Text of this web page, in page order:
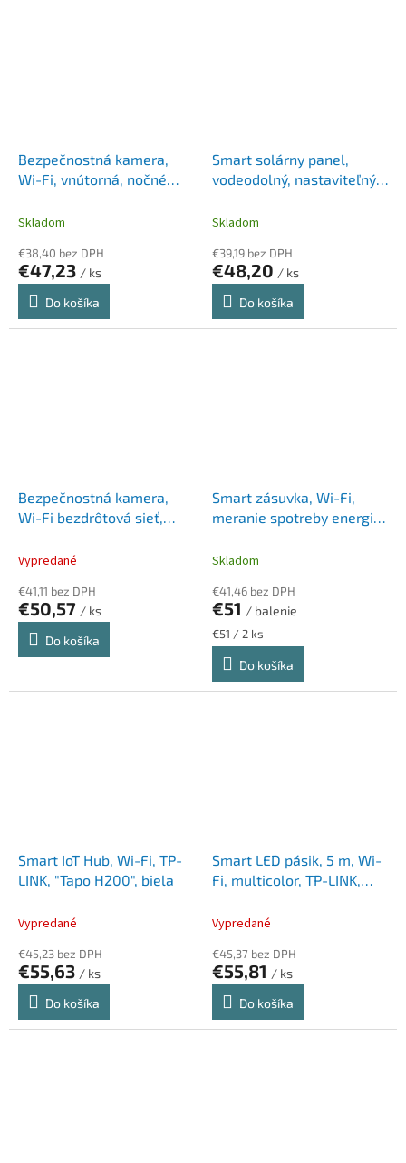
Bezpečnostná kamera,
Wi-Fi, vnútorná, nočné
C210"
Skladom
€38,40 bez DPH
€47,23 / ks
Do košíka
Smart solárny panel,
vodeodolný, nastaviteľný,
Skladom
€39,19 bez DPH
€48,20 / ks
Do košíka
Bezpečnostná kamera,
Wi-Fi bezdrôtová sieť,
TP-LINK "Tapo C212"
Vypredané
€41,11 bez DPH
€50,57 / ks
Do košíka
Smart zásuvka, Wi-Fi,
meranie spotreby energie,
Skladom
€41,46 bez DPH
€51 / balenie
Jednotková
cena:
€51 / 2 ks
Do košíka
Smart IoT Hub, Wi-Fi, TP-
LINK, "Tapo H200", biela
Vypredané
€45,23 bez DPH
€55,63 / ks
Do košíka
Smart LED pásik, 5 m, Wi-
Fi, multicolor, TP-LINK,
Vypredané
€45,37 bez DPH
€55,81 / ks
Do košíka